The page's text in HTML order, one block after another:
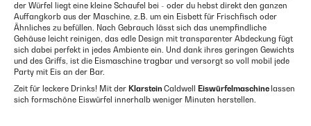
der Würfel liegt eine kleine Schaufel bei - oder du hebst direkt den ganzen
Auffangkorb aus der Maschine, z.B. um ein Eisbett für Frischfisch oder
Ähnliches zu befüllen. Nach Gebrauch lässt sich das unempfindliche
Gehäuse leicht reinigen, das edle Design mit transparenter Abdeckung fügt
sich dabei perfekt in jedes Ambiente ein. Und dank ihres geringen Gewichts
und des Griffs, ist die Eismaschine tragbar und versorgt so voll mobil jede
Party mit Eis an der Bar.
Zeit für leckere Drinks! Mit der Klarstein Caldwell Eiswürfelmaschine lassen
sich formschöne Eiswürfel innerhalb weniger Minuten herstellen.